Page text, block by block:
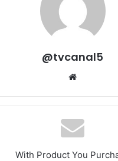
@tvcanal5
With Product You